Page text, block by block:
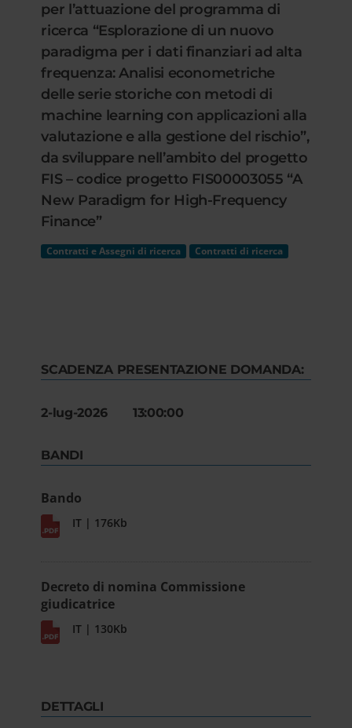
per l’attuazione del programma di
ricerca “Esplorazione di un nuovo
paradigma per i dati finanziari ad alta
frequenza: Analisi econometriche
delle serie storiche con metodi di
machine learning con applicazioni alla
valutazione e alla gestione del rischio”,
da sviluppare nell’ambito del progetto
FIS – codice progetto FIS00003055 “A
New Paradigm for High-Frequency
Finance”
Contratti e Assegni di ricerca Contratti di ricerca
SCADENZA PRESENTAZIONE DOMANDA:
2-lug-2026 13:00:00
BANDI
Bando
IT | 176Kb
Decreto di nomina Commissione
giudicatrice
IT | 130Kb
DETTAGLI